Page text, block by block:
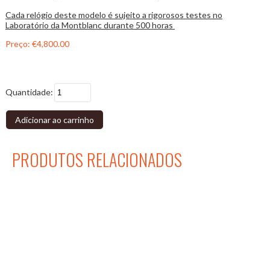
Cada relógio deste modelo é sujeito a rigorosos testes no
Laboratório da Montblanc durante 500 horas
Preço: €4,800.00
Quantidade:
Adicionar ao carrinho
PRODUTOS RELACIONADOS